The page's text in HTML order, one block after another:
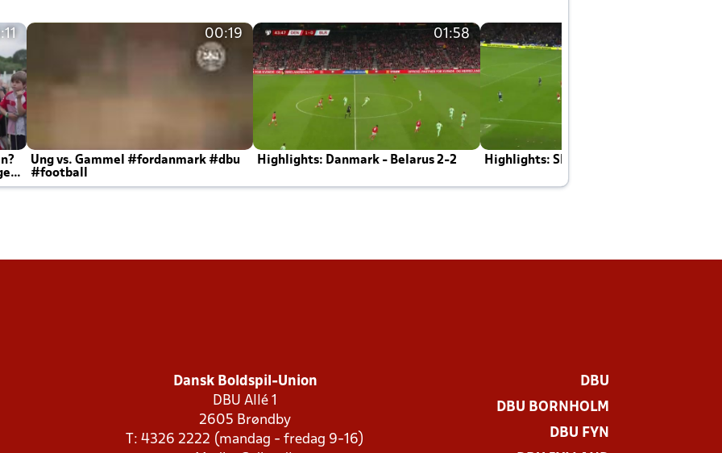
00:19
Ung vs. Gammel #fordanmark #dbu
#football
01:58
Highlights: Danmark - Belarus 2-2 Highlights: Skotland - Danmark 4-2
Dansk Boldspil-Union
DBU Allé 1
2605 Brøndby
T: 4326 2222 (mandag - fredag 9-16)
DBU
DBU BORNHOLM
DBU FYN